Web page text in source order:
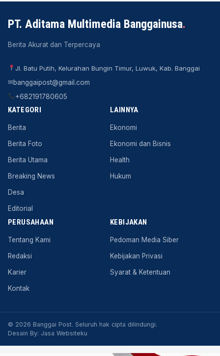
PT. Aditama Multimedia Banggainusa.
Berita Akurat dan Terpercaya
Jl. Batu Putih, Kelurahan Bungin Timur, Luwuk, Kab. Banggai
✉banggaipost@gmail.com
+682191780605
KATEGORI
Berita
Berita Foto
Berita Utama
Breaking News
Desa
Editorial
LAINNYA
Ekonomi
Ekonomi dan Bisnis
Health
Hukum
PERUSAHAAN
Tentang Kami
Redaksi
Karier
Kontak
KEBIJAKAN
Pedoman Media Siber
Kebijakan Privasi
Syarat & Ketentuan
© 2026 Banggai Post. Seluruh hak cipta dilindungi.
Desain By: Jasa Websiteku